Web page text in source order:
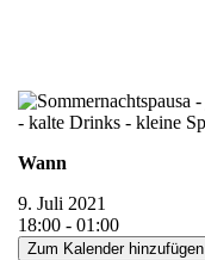
Wann
9. Juli 2021
18:00 - 01:00
Zum Kalender hinzufügen